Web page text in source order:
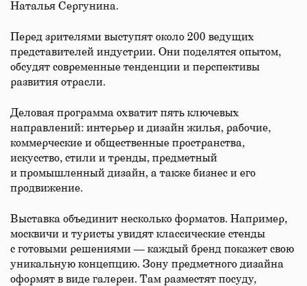
Наталья Сергунина.
Перед зрителями выступят около 200 ведущих
представителей индустрии. Они поделятся опытом,
обсудят современные тенденции и перспективы
развития отрасли.
Деловая программа охватит пять ключевых
направлений: интерьер и дизайн жилья, рабочие,
коммерческие и общественные пространства,
искусство, стили и тренды, предметный
и промышленный дизайн, а также бизнес и его
продвижение.
Выставка объединит несколько форматов. Например,
москвичи и туристы увидят классические стенды
с готовыми решениями — каждый бренд покажет свою
уникальную концепцию. Зону предметного дизайна
оформят в виде галереи. Там разместят посуду,